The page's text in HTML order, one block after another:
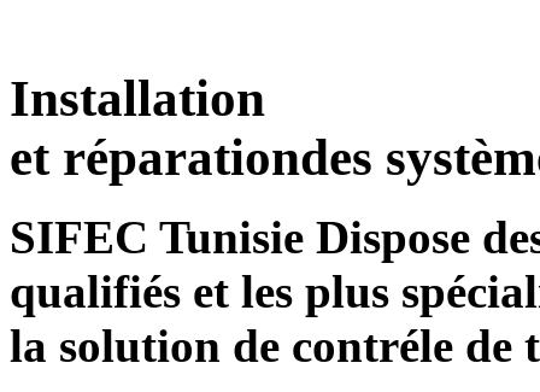
Installation
et réparationdes
SIFEC Tunisie Dispose
qualifiés et les plus
la solution de contréle de